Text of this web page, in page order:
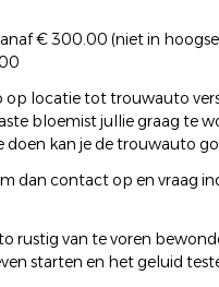
€ 300.00 (niet in
op locatie tot trouwauto
bloemist jullie graag te
doen kan je de trouwauto
dan contact op en vraag
rustig van te voren
starten en het geluid